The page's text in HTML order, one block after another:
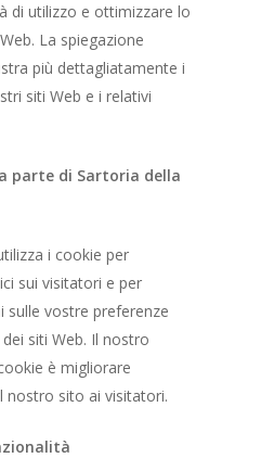
di utilizzo e ottimizzare lo
La spiegazione
più dettagliatamente i
siti Web e i relativi
parte di Sartoria della
i cookie per
sui visitatori e per
vostre preferenze
siti Web. Il nostro
è migliorare
nostro sito ai visitatori.